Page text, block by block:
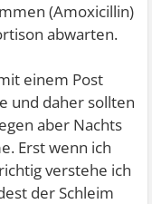
(Amoxicillin)
abwarten.
einem Post
und daher sollten
aber Nachts
Erst wenn ich
verstehe ich
der Schleim